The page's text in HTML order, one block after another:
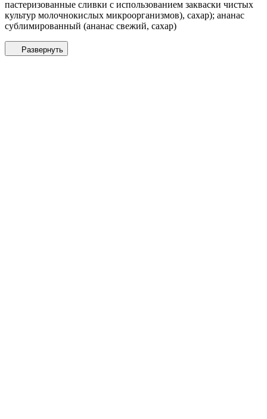
пастеризованные сливки с использованием закваски чистых
культур молочнокислых микроорганизмов), сахар); ананас
сублимированный (ананас свежий, сахар)
Развернуть